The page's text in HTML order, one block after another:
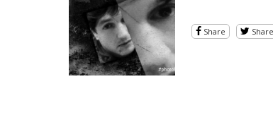
Share Share